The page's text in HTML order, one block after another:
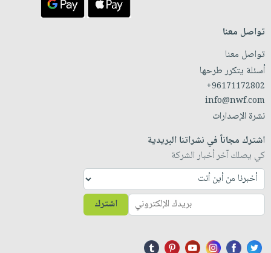
تواصل معنا
تواصل معنا
أسئلة يتكرر طرحها
+96171172802
info@nwf.com
نشرة الإصدارات
اشترك مجاناً في نشراتنا البريدية
كي يصلك آخر أخبار الشركة
اشترك